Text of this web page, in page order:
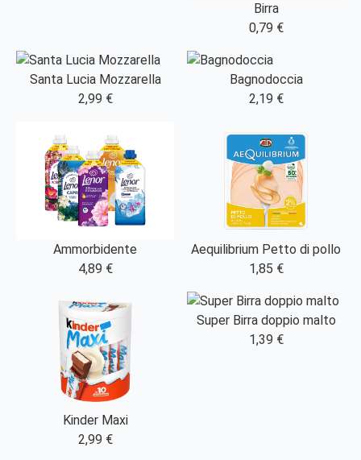
Birra
0,79 €
Santa Lucia Mozzarella
2,99 €
Bagnodoccia
2,19 €
Ammorbidente
4,89 €
Aequilibrium Petto di pollo
1,85 €
Kinder Maxi
2,99 €
Super Birra doppio malto
1,39 €